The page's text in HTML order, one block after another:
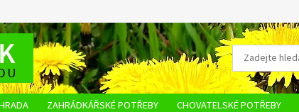
ZAHRÁDKÁŘSKÉ POTŘEBY CHOVATELSKÉ POTŘEBY